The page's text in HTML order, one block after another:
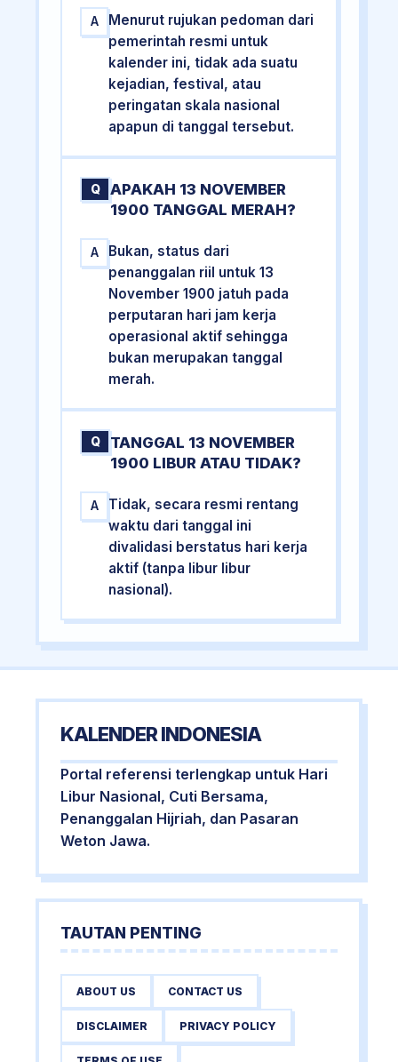
A
Menurut rujukan pedoman dari
pemerintah resmi untuk
kalender ini, tidak ada suatu
kejadian, festival, atau
peringatan skala nasional
apapun di tanggal tersebut.
Q
APAKAH 13 NOVEMBER
1900 TANGGAL MERAH?
A
Bukan, status dari
penanggalan riil untuk 13
November 1900 jatuh pada
perputaran hari jam kerja
operasional aktif sehingga
bukan merupakan tanggal
merah.
Q
TANGGAL 13 NOVEMBER
1900 LIBUR ATAU TIDAK?
A
Tidak, secara resmi rentang
waktu dari tanggal ini
divalidasi berstatus hari kerja
aktif (tanpa libur libur
nasional).
KALENDER INDONESIA
Portal referensi terlengkap untuk Hari
Libur Nasional, Cuti Bersama,
Penanggalan Hijriah, dan Pasaran
Weton Jawa.
TAUTAN PENTING
ABOUT US CONTACT US
DISCLAIMER PRIVACY POLICY